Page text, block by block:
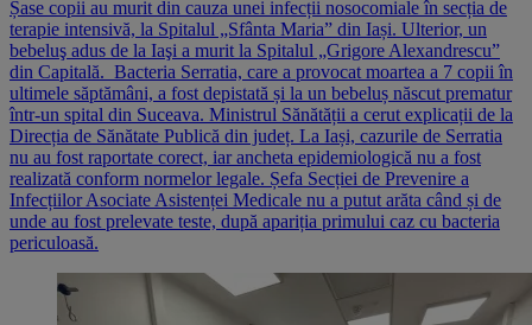
Șase copii au murit din cauza unei infecții nosocomiale în secția de
terapie intensivă, la Spitalul „Sfânta Maria” din Iași. Ulterior, un
bebeluş adus de la Iaşi a murit la Spitalul „Grigore Alexandrescu”
din Capitală. Bacteria Serratia, care a provocat moartea a 7 copii în
ultimele săptămâni, a fost depistată și la un bebeluș născut prematur
într-un spital din Suceava. Ministrul Sănătății a cerut explicații de la
Direcția de Sănătate Publică din județ. La Iași, cazurile de Serratia
nu au fost raportate corect, iar ancheta epidemiologică nu a fost
realizată conform normelor legale. Șefa Secției de Prevenire a
Infecțiilor Asociate Asistenței Medicale nu a putut arăta când și de
unde au fost prelevate teste, după apariția primului caz cu bacteria
periculoasă.